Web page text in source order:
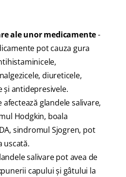
ale unor medicamente-
pot cauza gura
diureticele,
antidepresivele.
afectează glandele salivare,
Hodgkin, boala
sindromul Sjogren, pot
uscată.
salivare pot avea de
capului şi gâtului la